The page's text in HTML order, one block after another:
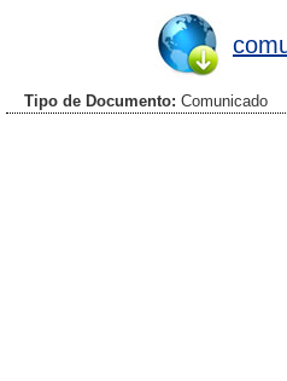
Tipo de Documento: Comunicado